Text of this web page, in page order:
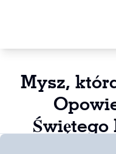
Mysz,
Świętego